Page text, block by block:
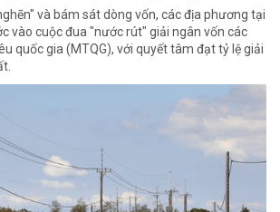
và bám sát dòng vốn, các địa phương tại
vào cuộc đua "nước rút" giải ngân vốn các
quốc gia (MTQG), với quyết tâm đạt tỷ lệ giải